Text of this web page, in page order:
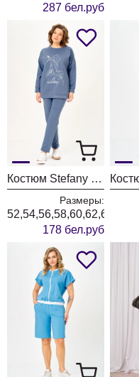
287 бел.руб
Костюм Stefany 2061-1 индиго
Размеры:
52,54,56,58,60,62,64
178 бел.руб